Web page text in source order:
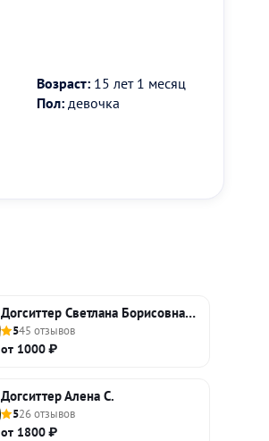
Возраст: 15 лет 1 месяц
Пол: девочка
Догситтер Светлана Борисовна П.
545 отзывов
от 1000 ₽
Догситтер Алена С.
526 отзывов
от 1800 ₽